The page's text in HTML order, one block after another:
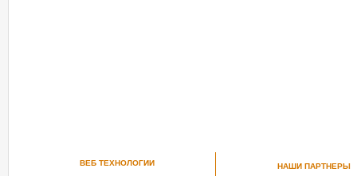
ВЕБ ТЕХНОЛОГИИ НАШИ ПАРТНЕРЫ